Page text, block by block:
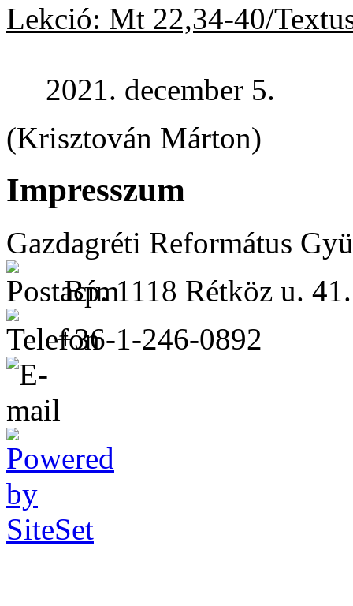
Lekció: Mt 22,34-40/
2021. december 5.
(Krisztován Márton)
Impresszum
Gazdagréti Református
Bp. 1118 Rétköz u. 41.
+36-1-246-0892